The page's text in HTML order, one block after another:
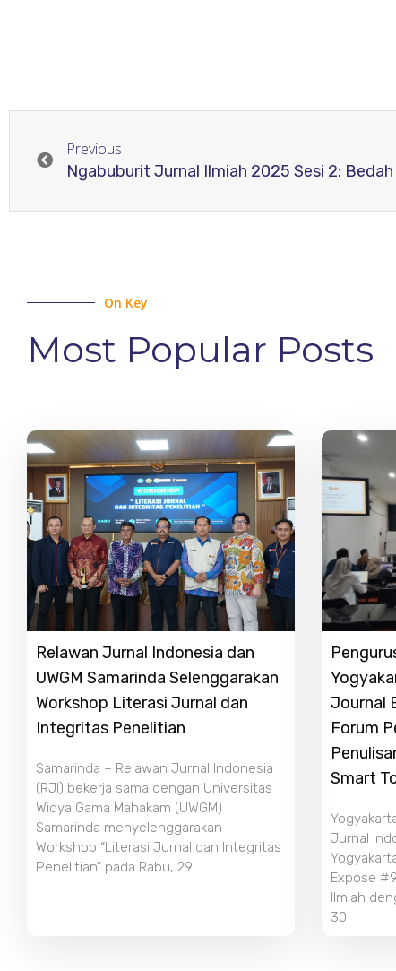
Previous
On Key
Most Popular Posts
Relawan Jurnal Indonesia dan
UWGM Samarinda Selenggarakan
Workshop Literasi Jurnal dan
Integritas Penelitian
Samarinda – Relawan Jurnal Indonesia
(RJI) bekerja sama dengan Universitas
Widya Gama Mahakam (UWGM)
Samarinda menyelenggarakan
Workshop “Literasi Jurnal dan Integritas
Penelitian” pada Rabu, 29
Journal
Forum
Smart
Jurnal
Expose
Ilmiah
30